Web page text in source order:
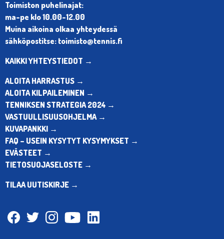
Toimiston puhelinajat:
ma-pe klo 10.00-12.00
Muina aikoina olkaa yhteydessä
sähköpostitse: toimisto@tennis.fi
KAIKKI YHTEYSTIEDOT →
ALOITA HARRASTUS →
ALOITA KILPAILEMINEN →
TENNIKSEN STRATEGIA 2024 →
VASTUULLISUUSOHJELMA →
KUVAPANKKI →
FAQ – USEIN KYSYTYT KYSYMYKSET →
EVÄSTEET →
TIETOSUOJASELOSTE →
TILAA UUTISKIRJE →